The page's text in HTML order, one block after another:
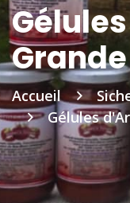
Accueil
Gélules